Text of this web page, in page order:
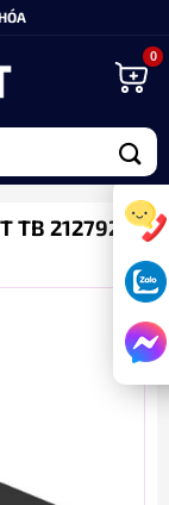
TB 2127922